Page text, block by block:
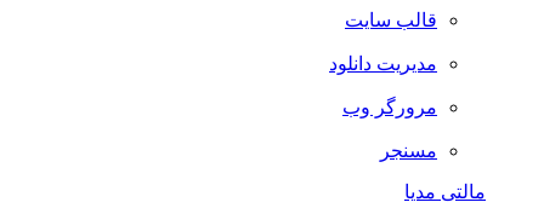
قالب سایت
مدیریت دانلود
مرورگر وب
مسنجر
مالتی مدیا